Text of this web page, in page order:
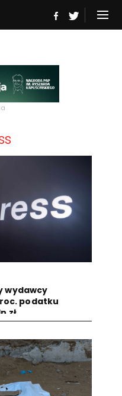
wydawcy
podatku
zł